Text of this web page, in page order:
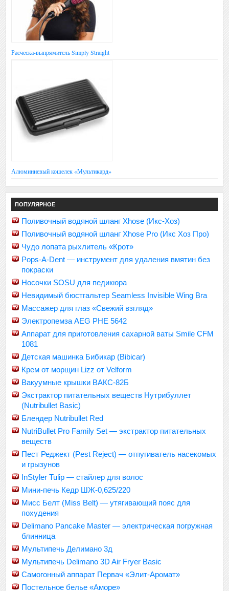
Расческа-выпрямитель Simply Straight
Алюминиевый кошелек «Мультикард»
ПОПУЛЯРНОЕ
Поливочный водяной шланг Xhose (Икс-Хоз)
Поливочный водяной шланг Xhose Pro (Икс Хоз Про)
Чудо лопата рыхлитель «Крот»
Pops-A-Dent — инструмент для удаления вмятин без
покраски
Носочки SOSU для педикюра
Невидимый бюстгальтер Seamless Invisible Wing Bra
Массажер для глаз «Свежий взгляд»
Электропемза AEG PHE 5642
Аппарат для приготовления сахарной ваты Smile CFM
1081
Детская машинка Бибикар (Bibicar)
Крем от морщин Lizz от Velform
Вакуумные крышки ВАКС-82Б
Экстрактор питательных веществ Нутрибуллет
(Nutribullet Basic)
Блендер Nutribullet Red
NutriBullet Pro Family Set — экстрактор питательных
веществ
Пест Реджект (Pest Reject) — отпугиватель насекомых
и грызунов
InStyler Tulip — стайлер для волос
Мини-печь Кедр ШЖ-0,625/220
Мисс Белт (Miss Belt) — утягивающий пояс для
похудения
Delimano Pancake Master — электрическая погружная
блинница
Мультипечь Делимано 3д
Мультипечь Delimano 3D Air Fryer Basic
Самогонный аппарат Первач «Элит-Аромат»
Постельное белье «Аморе»